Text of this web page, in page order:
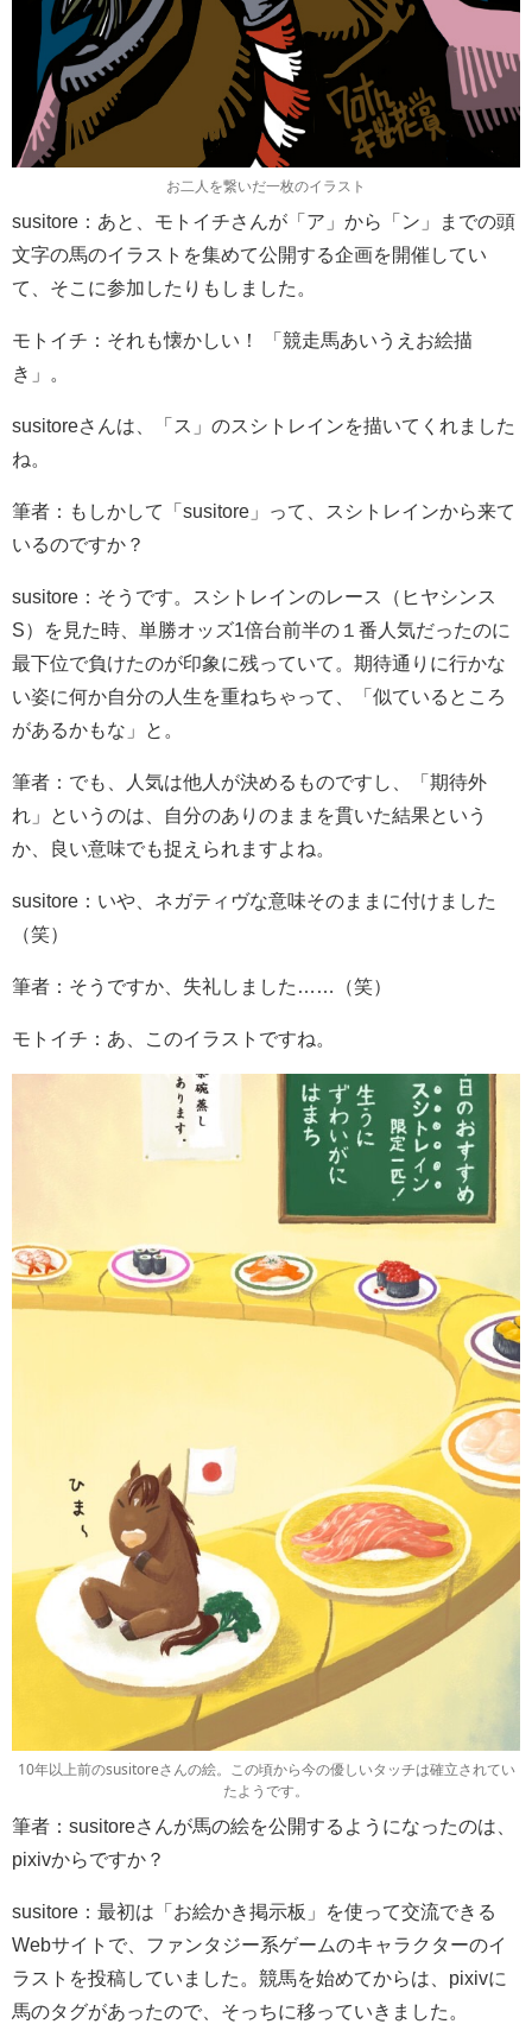
お二人を繋いだ一枚のイラスト
susitore：あと、モトイチさんが「ア」から「ン」までの頭
文字の馬のイラストを集めて公開する企画を開催してい
て、そこに参加したりもしました。
モトイチ：それも懐かしい！ 「競走馬あいうえお絵描
き」。
susitoreさんは、「ス」のスシトレインを描いてくれました
ね。
筆者：もしかして「susitore」って、スシトレインから来て
いるのですか？
susitore：そうです。スシトレインのレース（ヒヤシンス
S）を見た時、単勝オッズ1倍台前半の１番人気だったのに
最下位で負けたのが印象に残っていて。期待通りに行かな
い姿に何か自分の人生を重ねちゃって、「似ているところ
があるかもな」と。
筆者：でも、人気は他人が決めるものですし、「期待外
れ」というのは、自分のありのままを貫いた結果という
か、良い意味でも捉えられますよね。
susitore：いや、ネガティヴな意味そのままに付けました
（笑）
筆者：そうですか、失礼しました……（笑）
モトイチ：あ、このイラストですね。
10年以上前のsusitoreさんの絵。この頃から今の優しいタッチは確立されてい
たようです。
筆者：susitoreさんが馬の絵を公開するようになったのは、
pixivからですか？
susitore：最初は「お絵かき掲示板」を使って交流できる
Webサイトで、ファンタジー系ゲームのキャラクターのイ
ラストを投稿していました。競馬を始めてからは、pixivに
馬のタグがあったので、そっちに移っていきました。